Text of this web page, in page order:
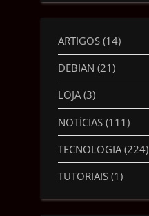
ARTIGOS (14)
DEBIAN (21)
LOJA(3)
NOTÍCIAS (111)
TECNOLOGIA (224)
TUTORIAIS (1)